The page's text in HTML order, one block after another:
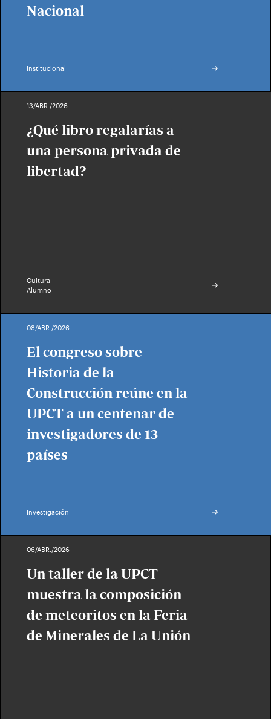
Nacional
Institucional
13/ABR./2026
¿Qué libro regalarías a
una persona privada de
libertad?
Cultura
Alumno
08/ABR./2026
El congreso sobre
Historia de la
Construcción reúne en la
UPCT a un centenar de
investigadores de 13
países
Investigación
06/ABR./2026
Un taller de la UPCT
muestra la composición
de meteoritos en la Feria
de Minerales de La Unión